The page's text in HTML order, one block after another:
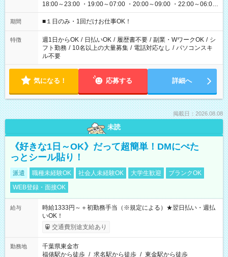
18:00～23:00 ・19:00～07:00 ・20:00～09:00 ・22:00～06:00
etc ★最短で3時間で5,120円のお仕事から 15時間で2万円近く稼
げるお仕事も！ ご希望のお時間に合わせてご紹介！ ※シフトは
ください！
期間 ■１日のみ・1回だけお仕事OK！
特徴 週1日からOK / 日払いOK / 履歴書不要 / 副業・WワークOK / シ
フト勤務 / 10名以上の大量募集 / 電話対応なし / パソコンスキ
ル不要
気になる！ 応募する 詳細へ
掲載日：2026.08.08
未読
《好きな1日～OK》だって超簡単！DMにぺた
っとシール貼り！
派遣 職種未経験OK 社会人未経験OK 大学生歓迎
ブランクOK
WEB登録・面接OK
給与
時給1333円～＋初勤務手当（※規定による）★翌日払い・週払
いOK！
交通費別途支給あり
勤務地
千葉県東金市
福俵駅から徒歩 / 求名駅から徒歩 / 東金駅から徒歩